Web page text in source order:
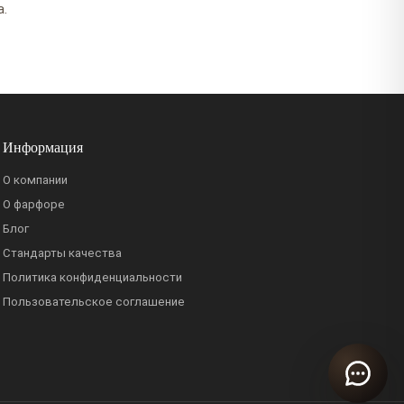
Информация
О компании
О фарфоре
Блог
Стандарты качества
Политика конфиденциальности
Пользовательское соглашение